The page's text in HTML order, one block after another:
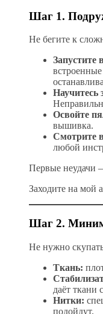
Шаг 1.
Не бегите к
Запустите
Научитесь
Освойте
вышивка.
Смотрите
любой
Первые неудачи
Заходите на мой
Шаг 2.
Не нужно
Ткань:
даёт ткани
Нитки:
подойдут.